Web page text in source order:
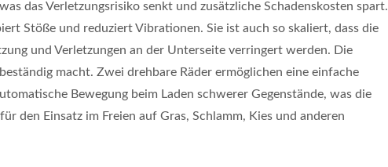
das Verletzungsrisiko senkt und zusätzliche Schadenskosten spart.
Stöße und reduziert Vibrationen. Sie ist auch so skaliert, dass die
und Verletzungen an der Unterseite verringert werden. Die
macht. Zwei drehbare Räder ermöglichen eine einfache
Bewegung beim Laden schwerer Gegenstände, was die
den Einsatz im Freien auf Gras, Schlamm, Kies und anderen
Platten Faltbarer
Handwagen Hersteller
Bis 75 Kg).
Stahlfaltbarer
Teleskopierbarer
Treppensteiger-Handwagen
Mit Kufen.